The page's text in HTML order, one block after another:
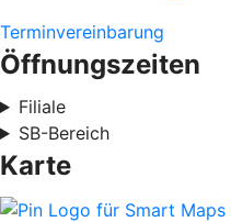
Terminvereinbarung
Öffnungszeiten
Filiale
SB-Bereich
Karte